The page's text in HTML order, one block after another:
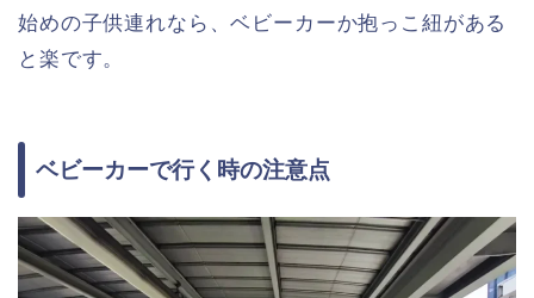
始めの子供連れなら、ベビーカーか抱っこ紐がある
と楽です。
ベビーカーで行く時の注意点